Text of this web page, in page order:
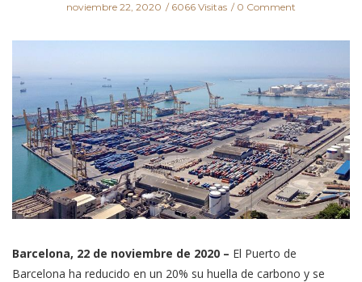
noviembre 22, 2020 6066 Visitas 0 Comment
Barcelona, 22 de noviembre de 2020 – El Puerto de
Barcelona ha reducido en un 20% su huella de carbono y se